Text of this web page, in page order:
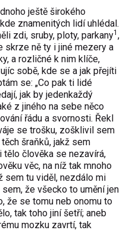
ještě širokého
znamenitých lidí uhlédal.
zdi, sruby, ploty, parkany1 ,
skrze ně ty i jiné mezery a
a rozličné k nim klíče,
sobě, kde se a jak přejíti
se: „Co pak ti lidé
jak by jedenkaždý
z jiného na sebe něco
řádu a svornosti. Řekl
se trošku, zošklivil sem
šraňků, jakž sem
tělo člověka se nezavírá,
věc, na níž tak mnoho
sem tu viděl, nezdálo mi
že všecko to umění jen
že se tomu neb onomu to
tak toho jiní šetří; aneb
mozku zavrtí, tak